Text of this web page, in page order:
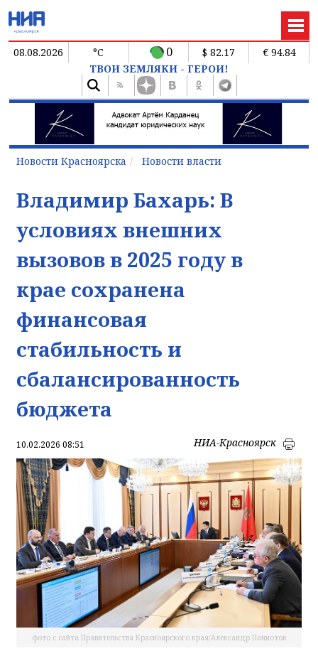
08.08.2026 °C 0 $ 82.17
€ 94.84
ТВОИ ЗЕМЛЯКИ - ГЕРОИ!
Новости Красноярска Новости власти
Владимир Бахарь: В
условиях внешних
вызовов в 2025 году в
крае сохранена
финансовая
стабильность и
сбалансированность
бюджета
10.02.2026 08:51 НИА-Красноярск
фото с сайта Правительства Красноярского края/Александр Паниотов